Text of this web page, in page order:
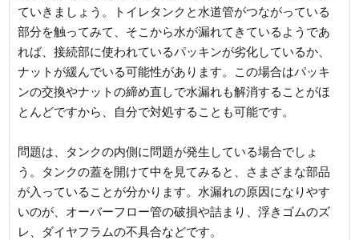
ていきましょう。トイレタンクと水道管がつながっている
部分を触ってみて、そこから水が漏れてきているようであ
れば、接続部に使われているパッキンが劣化しているか、
ナットが緩んでいる可能性があります。この場合はパッキ
ンの交換やナットの締め直しで水漏れも解消することがほ
とんどですから、自分で対処することも可能です。
問題は、タンクの内側に問題が発生している場合でしょ
う。タンクの蓋を開けて中を見てみると、さまざまな部品
が入っていることが分かります。水漏れの原因になりやす
いのが、オーバーフロー管の破損や詰まり、浮きゴムのズ
レ、ダイヤフラムの不具合などです。